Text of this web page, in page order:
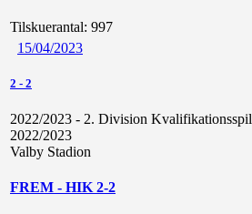
Tilskuerantal: 997
15/04/2023
2 - 2
2022/2023 - 2. Division Kvalifikationsspil
2022/2023
Valby Stadion
FREM - HIK 2-2